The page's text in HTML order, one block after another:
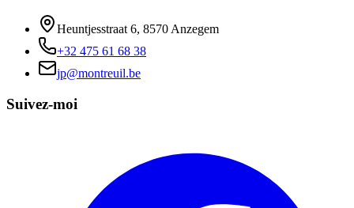
Heuntjesstraat 6, 8570 Anzegem
+32 475 61 68 38
jp@montreuil.be
Suivez-moi